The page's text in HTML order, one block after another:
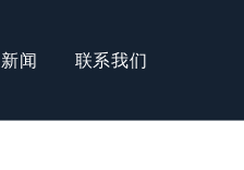
新闻 联系我们